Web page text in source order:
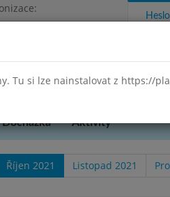
10:51
organizace DEMO
Heslo
Docházka Aktivity
Říjen 2021 Listopad 2021
Tu si lze nainstalovat z https://